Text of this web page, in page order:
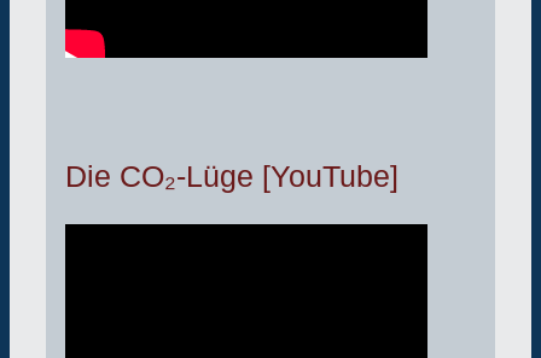
Die CO₂-Lüge [YouTube]